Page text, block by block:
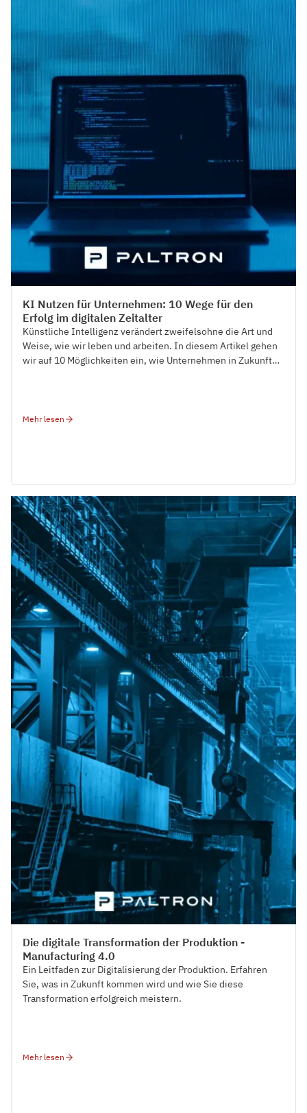
KI Nutzen für Unternehmen: 10 Wege für den
Erfolg im digitalen Zeitalter
Künstliche Intelligenz verändert zweifelsohne die Art und
Weise, wie wir leben und arbeiten. In diesem Artikel gehen
wir auf 10 Möglichkeiten ein, wie Unternehmen in Zukunft
Mehr lesen
Die digitale Transformation der Produktion -
Manufacturing 4.0
Ein Leitfaden zur Digitalisierung der Produktion. Erfahren
Sie, was in Zukunft kommen wird und wie Sie diese
Transformation erfolgreich meistern.
Mehr lesen